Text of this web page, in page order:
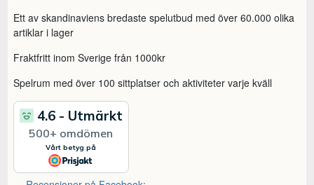
Ett av skandinaviens bredaste spelutbud med över 60.000 olika
artiklar i lager
Fraktfritt inom Sverige från 1000kr
Spelrum med över 100 sittplatser och aktiviteter varje kväll